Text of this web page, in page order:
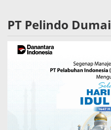
PT Pelindo Dumai